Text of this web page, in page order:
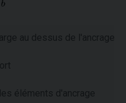
au dessus de l'ancrage
éléments d'ancrage